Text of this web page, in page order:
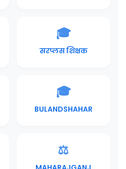
🎓
सरप्लस शिक्षक
🎓
BULANDSHAHAR
⚖️